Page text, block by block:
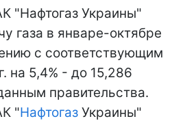
"Нафтогаз Украины"
газа в январе-октябре
с соответствующим
на 5,4% - до 15,286
правительства.
"Нафтогаз Украины"